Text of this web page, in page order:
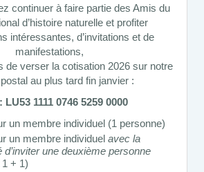
continuer à faire partie des Amis du
d’histoire naturelle et profiter
intéressantes, d’invitations et de
manifestations,
de verser la cotisation 2026 sur notre
au plus tard fin janvier :
LU53 1111 0746 5259 0000
un membre individuel (1 personne)
un membre individuel avec la
d’inviter une deuxième personne
+ 1)